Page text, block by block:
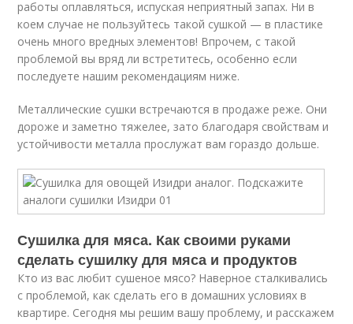
работы оплавляться, испуская неприятный запах. Ни в
коем случае не пользуйтесь такой сушкой — в пластике
очень много вредных элементов! Впрочем, с такой
проблемой вы вряд ли встретитесь, особенно если
последуете нашим рекомендациям ниже.
Металлические сушки встречаются в продаже реже. Они
дороже и заметно тяжелее, зато благодаря свойствам и
устойчивости металла прослужат вам гораздо дольше.
Сушилка для мяса. Как своими руками
сделать сушилку для мяса и продуктов
Кто из вас любит сушеное мясо? Наверное сталкивались
с проблемой, как сделать его в домашних условиях в
квартире. Сегодня мы решим вашу проблему, и расскажем